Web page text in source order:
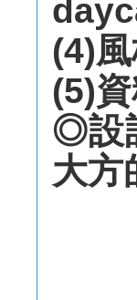
(4)
(5)
◎設
大方